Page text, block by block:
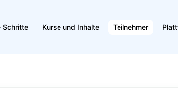
Schritte Kurse und Inhalte Teilnehmer